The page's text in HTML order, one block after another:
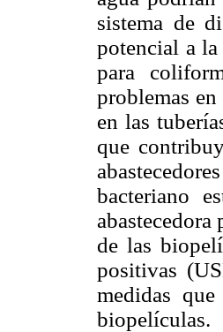
sistema de
potencial a
para
problemas
en las
que
bacteriano
de las
positivas
medidas
biopelículas.